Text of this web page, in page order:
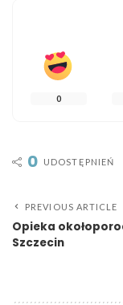
0
0 UDOSTĘPNIEŃ
PREVIOUS ARTICLE
Opieka
Szczecin